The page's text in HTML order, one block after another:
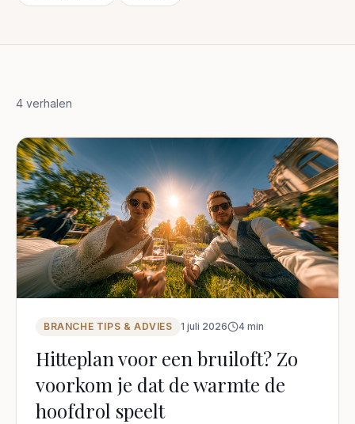
4 verhalen
BRANCHE TIPS & ADVIES 1 juli 2026 4min
Hitteplan voor een bruiloft? Zo
voorkom je dat de warmte de
hoofdrol speelt